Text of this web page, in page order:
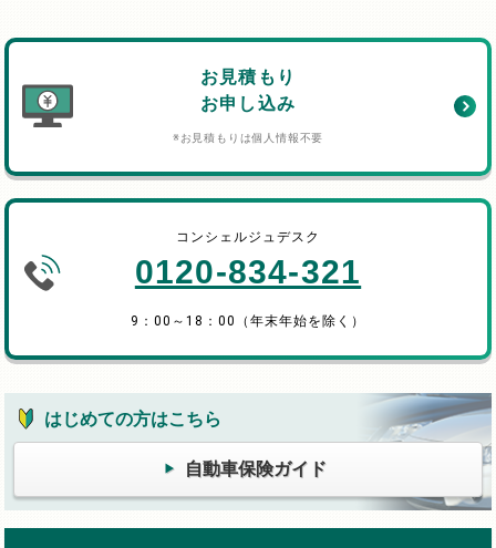
お見積もり
お申し込み
※お見積もりは個人情報不要
コンシェルジュデスク
0120-834-321
9：00～18：00（年末年始を除く）
はじめての方はこちら
自動車保険ガイド